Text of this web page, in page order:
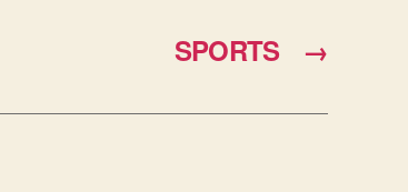
→
SPORTS